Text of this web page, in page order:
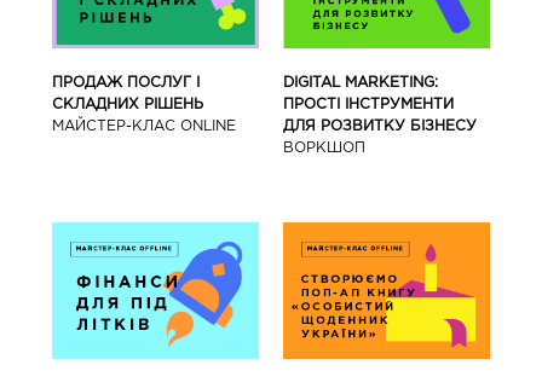
ПРОДАЖ ПОСЛУГ І
СКЛАДНИХ РІШЕНЬ
МАЙСТЕР-КЛАС ONLINE
DIGITAL MARKETING:
ПРОСТІ ІНСТРУМЕНТИ
ДЛЯ РОЗВИТКУ БІЗНЕСУ
ВОРКШОП